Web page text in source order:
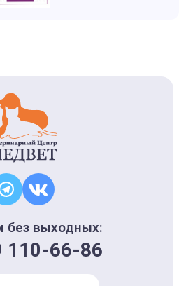
без выходных:
110-66-86